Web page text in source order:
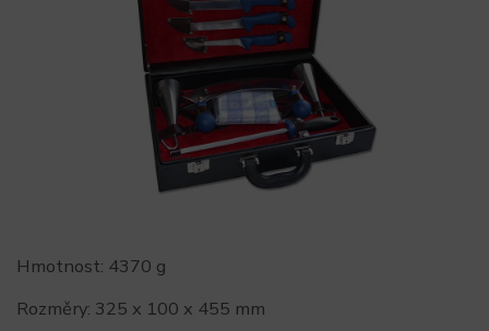
Hmotnost: 4370 g
Rozměry: 325 x 100 x 455 mm